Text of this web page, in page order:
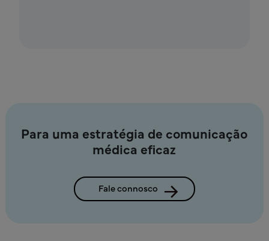
Para uma estratégia de comunicação
médica eficaz
Fale connosco